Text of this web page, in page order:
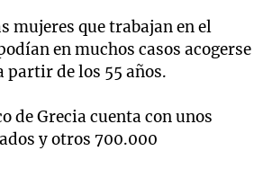
mujeres que trabajan en el
en muchos casos acogerse
partir de los 55 años.
de Grecia cuenta con unos
y otros 700.000